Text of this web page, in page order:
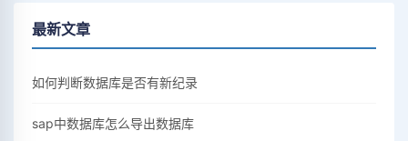
最新文章
如何判断数据库是否有新纪录
sap中数据库怎么导出数据库